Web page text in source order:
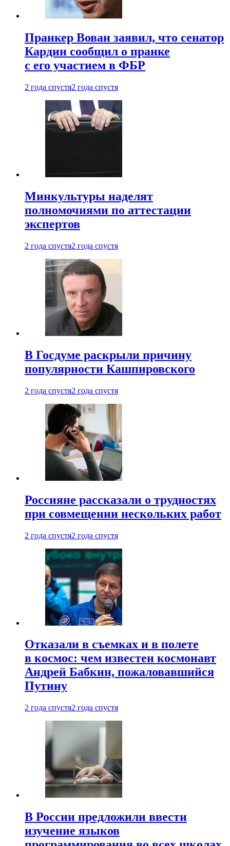
Пранкер Вован заявил, что сенатор
Кардин сообщил о пранке
с его участием в ФБР
2 года спустя2 года спустя
Минкультуры наделят
полномочиями по аттестации
экспертов
2 года спустя2 года спустя
В Госдуме раскрыли причину
популярности Кашпировского
2 года спустя2 года спустя
Россияне рассказали о трудностях
при совмещении нескольких работ
2 года спустя2 года спустя
Отказали в съемках и в полете
в космос: чем известен космонавт
Андрей Бабкин, пожаловавшийся
Путину
2 года спустя2 года спустя
В России предложили ввести
изучение языков